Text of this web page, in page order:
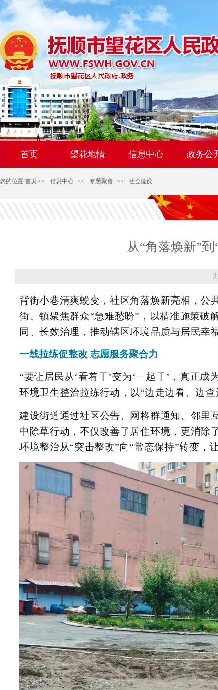
首页 望花地情 信息中心 政务公
您的位置:首页 >> 信息中心 >> 专题聚焦 >> 社会建设
从“角落焕新”
背街小巷清爽蜕变，社区角落焕新亮相，
街、镇聚焦群众“急难愁盼”，以精准施策破
同、长效治理，推动辖区环境品质与居民幸
一线拉练促整改 志愿服务聚合力
“要让居民从‘看着干’变为‘一起干’，真正
环境卫生整治拉练行动，以“边走边看、边
建设街道通过社区公告、网格群通知、邻里
中除草行动，不仅改善了居住环境，更消除
环境整治从“突击整改”向“常态保持”转变，